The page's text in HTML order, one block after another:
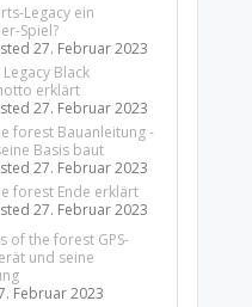
Legacy ein
Spiel?
27. Februar 2023
Black
erklärt
27. Februar 2023
forest Bauanleitung -
Basis baut
27. Februar 2023
forest Ende erklärt
27. Februar 2023
of the forest GPS-
und seine
Februar 2023